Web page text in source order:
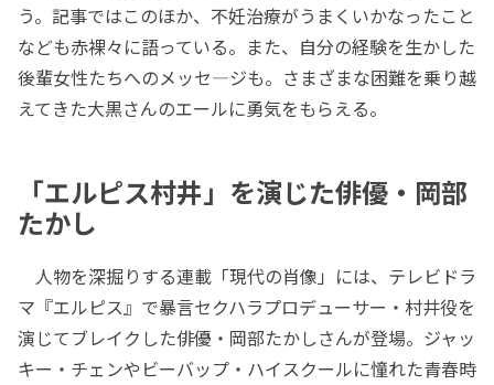
う。記事ではこのほか、不妊治療がうまくいかなったこと
なども赤裸々に語っている。また、自分の経験を生かした
後輩女性たちへのメッセ―ジも。さまざまな困難を乗り越
えてきた大黒さんのエールに勇気をもらえる。
「エルピス村井」を演じた俳優・岡部
たかし
人物を深掘りする連載「現代の肖像」には、テレビドラ
マ『エルピス』で暴言セクハラプロデューサー・村井役を
演じてブレイクした俳優・岡部たかしさんが登場。ジャッ
キー・チェンやビーバップ・ハイスクールに憧れた青春時